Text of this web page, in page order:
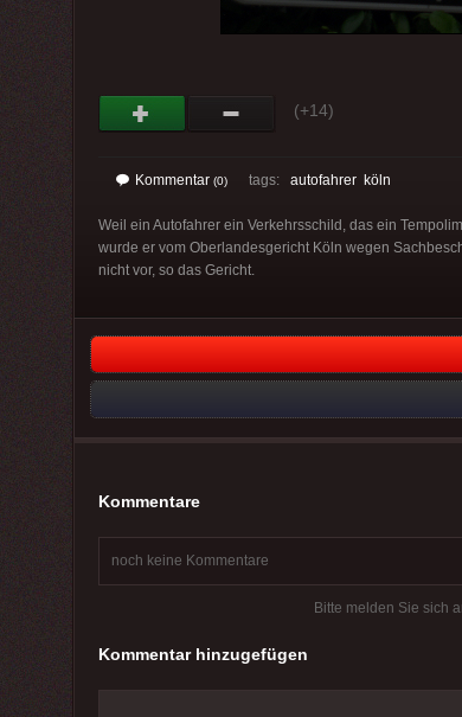
(+14)
Kommentar (0) tags: autofahrer köln
Weil ein Autofahrer ein Verkehrsschild, das ein
wurde er vom Oberlandesgericht Köln wegen
nicht vor, so das Gericht.
Kommentare
noch keine Kommentare
Bitte melden Sie sich
Kommentar hinzugefügen